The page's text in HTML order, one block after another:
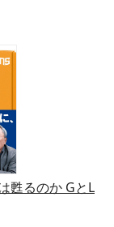
甦るのか GとL